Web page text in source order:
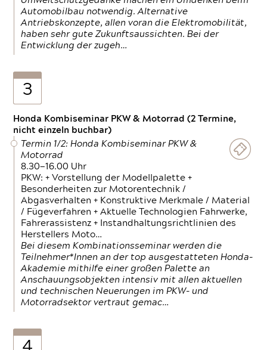
Automobilbau notwendig. Alternative
Antriebskonzepte, allen voran die Elektromobilität,
haben sehr gute Zukunftsaussichten. Bei der
Entwicklung der zugeh…
3
Honda Kombiseminar PKW & Motorrad (2 Termine,
nicht einzeln buchbar)
Termin 1/2: Honda Kombiseminar PKW &
Motorrad
8.30—16.00 Uhr
PKW: + Vorstellung der Modellpalette +
Besonderheiten zur Motorentechnik /
Abgasverhalten + Konstruktive Merkmale / Material
/ Fügeverfahren + Aktuelle Technologien Fahrwerke,
Fahrerassistenz + Instandhaltungsrichtlinien des
Herstellers Moto…
Bei diesem Kombinationsseminar werden die
Teilnehmer*Innen an der top ausgestatteten Honda-
Akademie mithilfe einer großen Palette an
Anschauungsobjekten intensiv mit allen aktuellen
und technischen Neuerungen im PKW- und
Motorradsektor vertraut gemac…